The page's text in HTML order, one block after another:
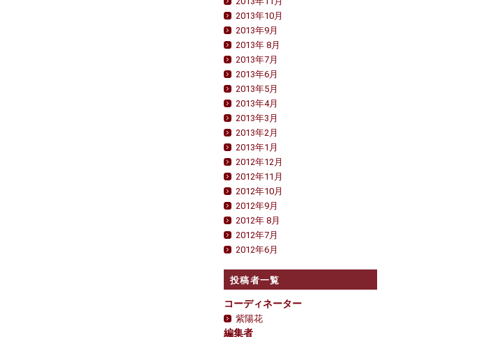
2013年10月
2013年9月
2013年 8月
2013年7月
2013年6月
2013年5月
2013年4月
2013年3月
2013年2月
2013年1月
2012年12月
2012年11月
2012年10月
2012年9月
2012年 8月
2012年7月
2012年6月
投稿者一覧
コーディネーター
紫陽花
編集者